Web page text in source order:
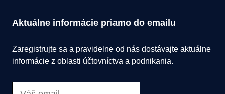
Aktuálne informácie priamo do emailu
Zaregistrujte sa a pravidelne od nás dostávajte aktuálne
informácie z oblasti účtovníctva a podnikania.